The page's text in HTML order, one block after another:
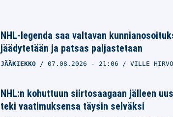
NHL-legenda saa valtavan
jäädytetään ja patsas paljastetaan
JÄÄKIEKKO 07.08.2026 - 21:06 VILLE
NHL:n kohuttuun siirtosaagaan jälleen
teki vaatimuksensa täysin selväksi